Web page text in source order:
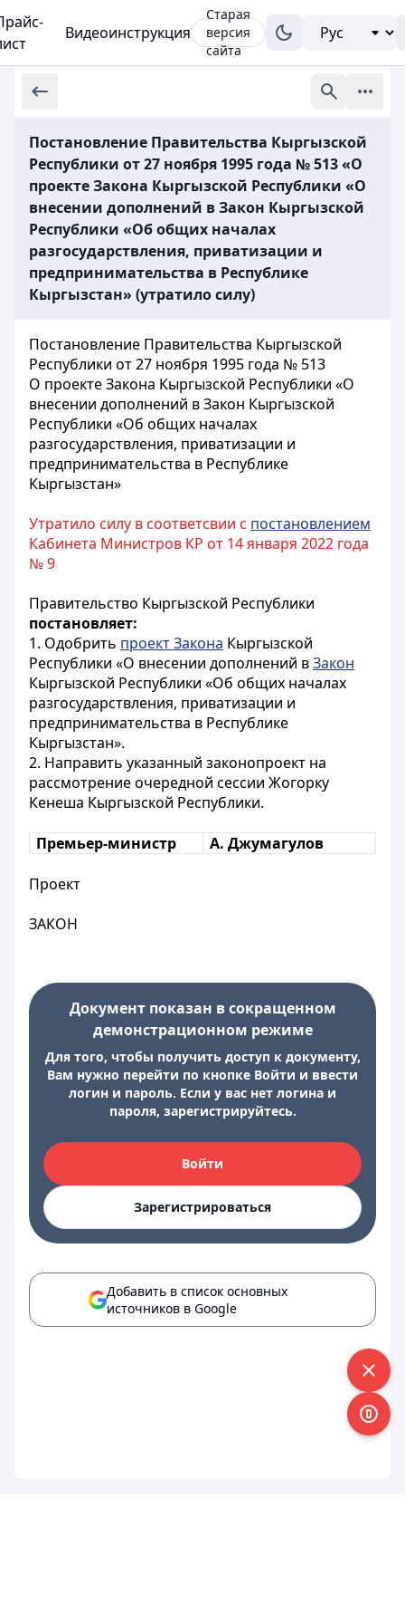
Видеоинструкция
Старая
версия
сайта
Постановление Правительства Кыргызской
Республики от 27 ноября 1995 года № 513 «О
проекте Закона Кыргызской Республики «О
внесении дополнений в Закон Кыргызской
Республики «Об общих началах
разгосударствления, приватизации и
предпринимательства в Республике
Кыргызстан» (утратило силу)
Постановление Правительства Кыргызской
Республики от 27 ноября 1995 года № 513
О проекте Закона Кыргызской Республики «О
внесении дополнений в Закон Кыргызской
Республики «Об общих началах
разгосударствления, приватизации и
предпринимательства в Республике
Кыргызстан»
Утратило силу в соответсвии с постановлением
Кабинета Министров КР от 14 января 2022 года
№ 9
Правительство Кыргызской Республики
постановляет:
1. Одобрить проект Закона Кыргызской
Республики «О внесении дополнений вЗакон
Кыргызской Республики «Об общих началах
разгосударствления, приватизации и
предпринимательства в Республике
Кыргызстан».
2. Направить указанный законопроект на
рассмотрение очередной сессии Жогорку
Кенеша Кыргызской Республики.
Премьер-министр А. Джумагулов
Проект
ЗАКОН
Документ показан в сокращенном
демонстрационном режиме
Для того, чтобы получить доступ к документу,
Вам нужно перейти по кнопке Войти и ввести
логин и пароль. Если у вас нет логина и
пароля, зарегистрируйтесь.
Войти
Зарегистрироваться
Добавить в список основных
источников в Google